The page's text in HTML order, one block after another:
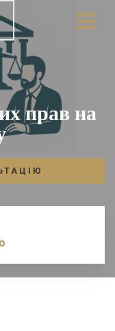
прав на